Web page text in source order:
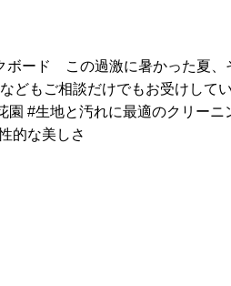
ード この過激に暑かった夏、
どもご相談だけでもお受けしてい
園 #生地と汚れに最適のクリー
的な美しさ